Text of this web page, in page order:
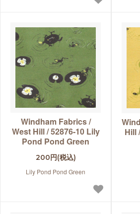
Windham Fabrics /
West Hill / 52876-10 Lily
Pond Pond Green
200円(税込)
Lily Pond Pond Green
Hill